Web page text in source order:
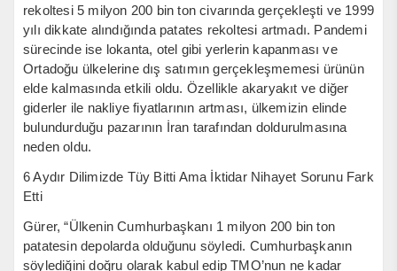
rekoltesi 5 milyon 200 bin ton civarında gerçekleşti ve 1999
yılı dikkate alındığında patates rekoltesi artmadı. Pandemi
sürecinde ise lokanta, otel gibi yerlerin kapanması ve
Ortadoğu ülkelerine dış satımın gerçekleşmemesi ürünün
elde kalmasında etkili oldu. Özellikle akaryakıt ve diğer
giderler ile nakliye fiyatlarının artması, ülkemizin elinde
bulundurduğu pazarının İran tarafından doldurulmasına
neden oldu.
6 Aydır Dilimizde Tüy Bitti Ama İktidar Nihayet Sorunu Fark
Etti
Gürer, “Ülkenin Cumhurbaşkanı 1 milyon 200 bin ton
patatesin depolarda olduğunu söyledi. Cumhurbaşkanın
söylediğini doğru olarak kabul edip TMO’nun ne kadar